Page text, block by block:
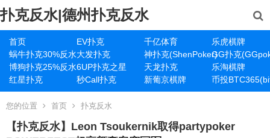
扑克反水|德州扑克反水
首页 EV扑克 千亿体育
乐虎棋牌
蜗牛扑克30%反水大发扑克 神扑克(ShenPoker)GG扑克
博狗扑克25%反水6UP扑克之星 天龙扑克
乐淘棋牌
红星扑克
秒Call扑克 新葡京棋牌 币投
您的位置 首页 扑克反水
【扑克反水】Leon Tsoukernik取得partypoker